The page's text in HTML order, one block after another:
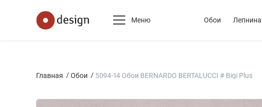
Меню Обои Лепнина
Главная Обои 5094-14 Обои BERNARDO BERTALUCCI # Bigi Plus